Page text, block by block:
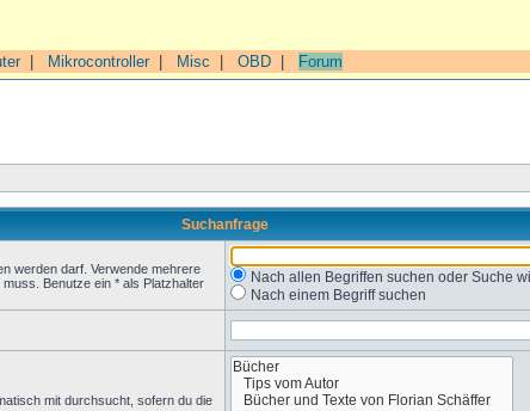
| Mikrocontroller| Misc OBD Forum
Suchanfrage
werden darf. Verwende mehrere
Benutze ein * als Platzhalter
Nach allen Begriffen suchen oder Suche
Nach einem Begriff suchen
mit durchsucht, sofern du die